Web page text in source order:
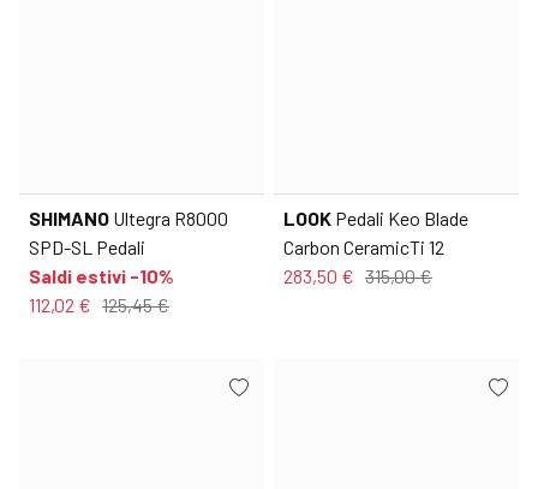
SHIMANO Ultegra R8000
SPD-SL Pedali
Saldi estivi -10%
112,02 € 125,45 €
LOOK Pedali Keo Blade
Carbon CeramicTi 12
283,50 € 315,00 €